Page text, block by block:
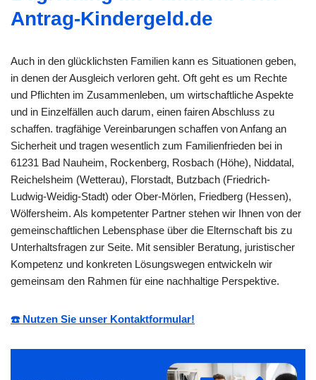
Antrag-Kindergeld.de
Auch in den glücklichsten Familien kann es Situationen geben,
in denen der Ausgleich verloren geht. Oft geht es um Rechte
und Pflichten im Zusammenleben, um wirtschaftliche Aspekte
und in Einzelfällen auch darum, einen fairen Abschluss zu
schaffen. tragfähige Vereinbarungen schaffen von Anfang an
Sicherheit und tragen wesentlich zum Familienfrieden bei in
61231 Bad Nauheim, Rockenberg, Rosbach (Höhe), Niddatal,
Reichelsheim (Wetterau), Florstadt, Butzbach (Friedrich-
Ludwig-Weidig-Stadt) oder Ober-Mörlen, Friedberg (Hessen),
Wölfersheim. Als kompetenter Partner stehen wir Ihnen von der
gemeinschaftlichen Lebensphase über die Elternschaft bis zu
Unterhaltsfragen zur Seite. Mit sensibler Beratung, juristischer
Kompetenz und konkreten Lösungswegen entwickeln wir
gemeinsam den Rahmen für eine nachhaltige Perspektive.
☎️ Nutzen Sie unser Kontaktformular!